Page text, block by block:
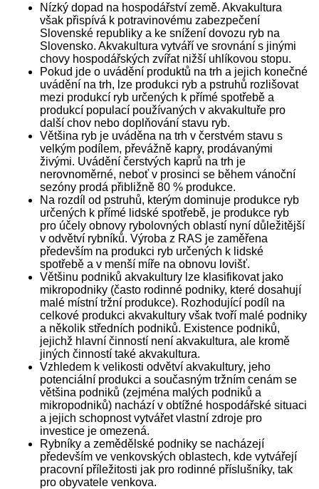
Nízký dopad na hospodářství země. Akvakultura
však přispívá k potravinovému zabezpečení
Slovenské republiky a ke snížení dovozu ryb na
Slovensko. Akvakultura vytváří ve srovnání s jinými
chovy hospodářských zvířat nižší uhlíkovou stopu.
Pokud jde o uvádění produktů na trh a jejich konečné
uvádění na trh, lze produkci ryb a pstruhů rozlišovat
mezi produkcí ryb určených k přímé spotřebě a
produkcí populací používaných v akvakultuře pro
další chov nebo doplňování stavu ryb.
Většina ryb je uváděna na trh v čerstvém stavu s
velkým podílem, převážně kapry, prodávanými
živými. Uvádění čerstvých kaprů na trh je
nerovnoměrné, neboť v prosinci se během vánoční
sezóny prodá přibližně 80 % produkce.
Na rozdíl od pstruhů, kterým dominuje produkce ryb
určených k přímé lidské spotřebě, je produkce ryb
pro účely obnovy rybolovných oblastí nyní důležitější
v odvětví rybníků. Výroba z RAS je zaměřena
především na produkci ryb určených k lidské
spotřebě a v menší míře na obnovu lovišť.
Většinu podniků akvakultury lze klasifikovat jako
mikropodniky (často rodinné podniky, které dosahují
malé místní tržní produkce). Rozhodující podíl na
celkové produkci akvakultury však tvoří malé podniky
a několik středních podniků. Existence podniků,
jejichž hlavní činností není akvakultura, ale kromě
jiných činností také akvakultura.
Vzhledem k velikosti odvětví akvakultury, jeho
potenciální produkci a současným tržním cenám se
většina podniků (zejména malých podniků a
mikropodniků) nachází v obtížné hospodářské situaci
a jejich schopnost vytvářet vlastní zdroje pro
investice je omezená.
Rybníky a zemědělské podniky se nacházejí
především ve venkovských oblastech, kde vytvářejí
pracovní příležitosti jak pro rodinné příslušníky, tak
pro obyvatele venkova.